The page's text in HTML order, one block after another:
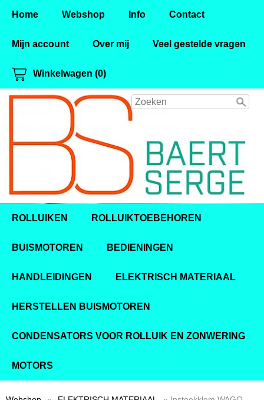
Home Webshop Info Contact
Mijn account Over mij Veel gestelde vragen
Winkelwagen (0)
ROLLUIKEN ROLLUIKTOEBEHOREN
BUISMOTOREN BEDIENINGEN
HANDLEIDINGEN ELEKTRISCH MATERIAAL
HERSTELLEN BUISMOTOREN
CONDENSATORS VOOR ROLLUIK EN ZONWERING
MOTORS